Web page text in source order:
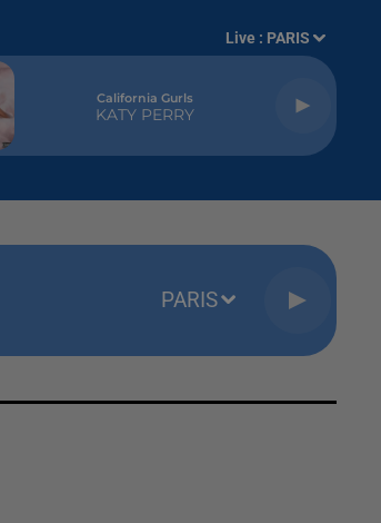
Live : PARIS
California Gurls
KATY PERRY
PARIS